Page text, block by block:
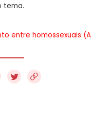
tema.
entre homossexuais